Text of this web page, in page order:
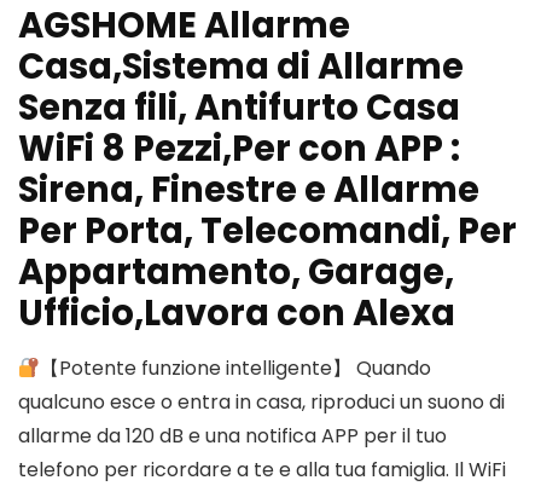
AGSHOME Allarme
Casa,Sistema di Allarme
Senza fili, Antifurto Casa
WiFi 8 Pezzi,Per con APP :
Sirena, Finestre e Allarme
Per Porta, Telecomandi, Per
Appartamento, Garage,
Ufficio,Lavora con Alexa
【Potente funzione intelligente】 Quando
qualcuno esce o entra in casa, riproduci un suono di
allarme da 120 dB e una notifica APP per il tuo
telefono per ricordare a te e alla tua famiglia. Il WiFi